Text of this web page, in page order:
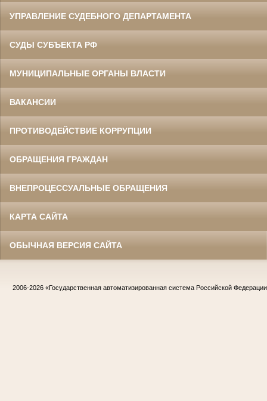
УПРАВЛЕНИЕ СУДЕБНОГО ДЕПАРТАМЕНТА
СУДЫ СУБЪЕКТА РФ
МУНИЦИПАЛЬНЫЕ ОРГАНЫ ВЛАСТИ
ВАКАНСИИ
ПРОТИВОДЕЙСТВИЕ КОРРУПЦИИ
ОБРАЩЕНИЯ ГРАЖДАН
ВНЕПРОЦЕССУАЛЬНЫЕ ОБРАЩЕНИЯ
КАРТА САЙТА
ОБЫЧНАЯ ВЕРСИЯ САЙТА
2006-2026 «Государственная автоматизированная система Российской